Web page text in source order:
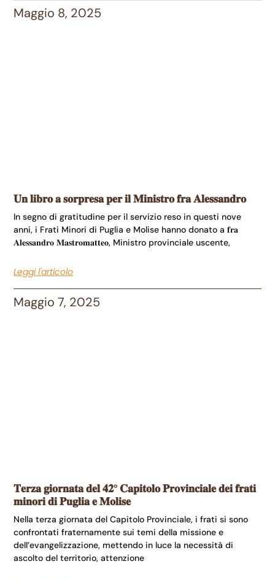
Maggio 8, 2025
𝐔𝐧 𝐥𝐢𝐛𝐫𝐨 𝐚 𝐬𝐨𝐫𝐩𝐫𝐞𝐬𝐚 𝐩𝐞𝐫 𝐢𝐥 𝐌𝐢𝐧𝐢𝐬𝐭𝐫𝐨 𝐟𝐫𝐚 𝐀𝐥𝐞𝐬𝐬𝐚𝐧𝐝𝐫𝐨
In segno di gratitudine per il servizio reso in questi nove
anni, i Frati Minori di Puglia e Molise hanno donato a 𝐟𝐫𝐚
𝐀𝐥𝐞𝐬𝐬𝐚𝐧𝐝𝐫𝐨 𝐌𝐚𝐬𝐭𝐫𝐨𝐦𝐚𝐭𝐭𝐞𝐨, Ministro provinciale uscente,
Leggi l'articolo
Maggio 7, 2025
𝐓𝐞𝐫𝐳𝐚 𝐠𝐢𝐨𝐫𝐧𝐚𝐭𝐚 𝐝𝐞𝐥 𝟒𝟐° 𝐂𝐚𝐩𝐢𝐭𝐨𝐥𝐨 𝐏𝐫𝐨𝐯𝐢𝐧𝐜𝐢𝐚𝐥𝐞 𝐝𝐞𝐢 𝐟𝐫𝐚𝐭𝐢
𝐦𝐢𝐧𝐨𝐫𝐢 𝐝𝐢 𝐏𝐮𝐠𝐥𝐢𝐚 𝐞 𝐌𝐨𝐥𝐢𝐬𝐞
Nella terza giornata del Capitolo Provinciale, i frati si sono
confrontati fraternamente sui temi della missione e
dell’evangelizzazione, mettendo in luce la necessità di
ascolto del territorio, attenzione